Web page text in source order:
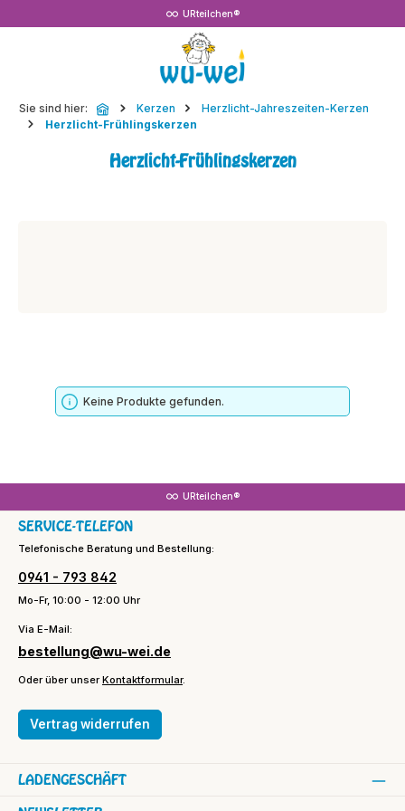
URteilchen®
Sie sind hier: Kerzen
Herzlicht-Jahreszeiten-Kerzen
Herzlicht-Frühlingskerzen
Herzlicht-Frühlingskerzen
Keine Produkte gefunden.
URteilchen®
SERVICE-TELEFON
Telefonische Beratung und Bestellung:
0941 - 793 842
Mo-Fr, 10:00 - 12:00 Uhr
Via E-Mail:
bestellung@wu-wei.de
Oder über unserKontaktformular.
Vertrag widerrufen
LADENGESCHÄFT